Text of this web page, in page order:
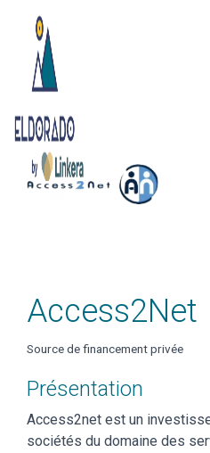
main
content
Access2Net
Source de financement privée
Présentation
Access2net est un
sociétés du domaine des